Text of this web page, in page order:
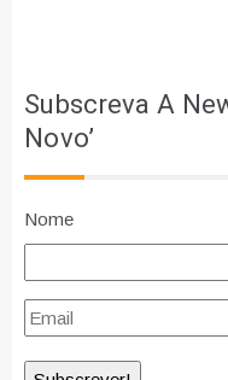
Subscreva A
Novo’
Nome